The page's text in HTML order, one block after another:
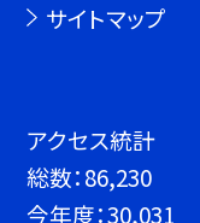
サイトマップ
アクセス統計
総数：86,230
今年度：30,031